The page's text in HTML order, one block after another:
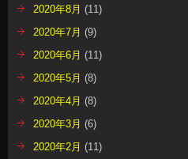
2020年8月 (11)
2020年7月 (9)
2020年6月 (11)
2020年5月 (8)
2020年4月 (8)
2020年3月 (6)
2020年2月 (11)